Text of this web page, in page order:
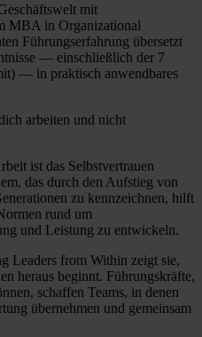
mit
MBA in Organizational
Führungserfahrung übersetzt
— einschließlich der 7
— in praktisch anwendbares
arbeiten und nicht
ist das Selbstvertrauen
das durch den Aufstieg von
zu kennzeichnen, hilft
rund um
und Leistung zu entwickeln.
Leaders from Within zeigt sie,
heraus beginnt. Führungskräfte,
schaffen Teams, in denen
übernehmen und gemeinsam